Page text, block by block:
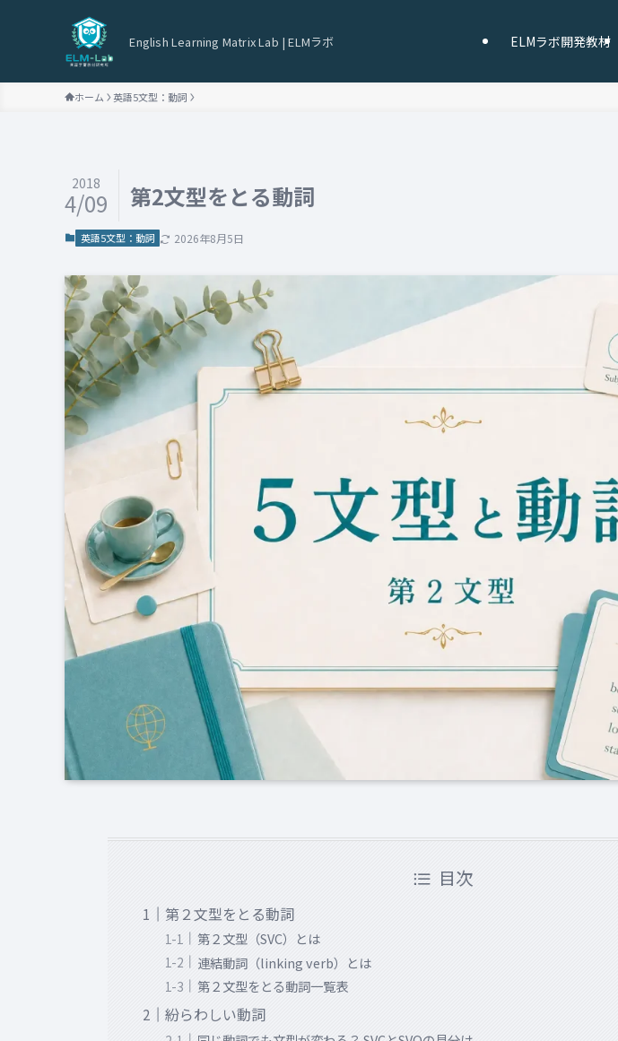
English Learning Matrix Lab | ELMラボ ELMラボ開発教材
ホーム 英語5文型：動詞
第2文型をとる動詞
2018
4/09
英語5文型：動詞 2026年8月5日
目次
第２文型をとる動詞
第２文型（SVC）とは
連結動詞（linking verb）とは
第２文型をとる動詞一覧表
紛らわしい動詞